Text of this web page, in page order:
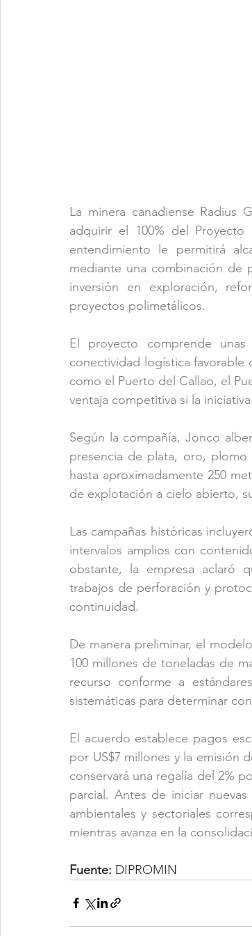
La minera canadiense
adquirir el 100% del
entendimiento le permitirá
mediante una combinación de
inversión en exploración,
proyectos polimetálicos.
El proyecto comprende
conectividad logística favorable
como el Puerto del Callao, el
ventaja competitiva si la
Según la compañía, Jonco
presencia de plata, oro, plomo
hasta aproximadamente 250
de explotación a cielo abierto,
Las campañas históricas
intervalos amplios con
obstante, la empresa aclaró
trabajos de perforación y
continuidad.
De manera preliminar, el
100 millones de toneladas de
recurso conforme a
sistemáticas para determinar
El acuerdo establece pagos
por US$7 millones y la emisión
conservará una regalía del 2%
parcial. Antes de iniciar
ambientales y sectoriales
mientras avanza en la
Fuente: DIPROMIN